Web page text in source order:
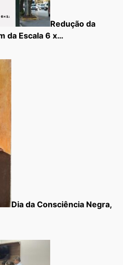
Redução da
da Escala 6 x…
Dia da Consciência Negra,